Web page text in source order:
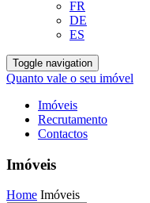
FR
DE
ES
Toggle navigation
Quanto vale o seu imóvel
Imóveis
Recrutamento
Contactos
Imóveis
Home Imóveis